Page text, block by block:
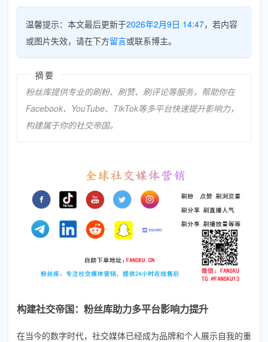
温馨提示：本文最后更新于2026年2月9日 14:47，若内容
或图片失效，请在下方留言或联系博主。
摘要
粉丝库提供专业的刷粉、刷赞、刷评论等服务，帮助你在
Facebook、YouTube、TikTok等多平台快速提升影响力，
构建属于你的社交帝国。
构建社交帝国：粉丝库助力多平台影响力提升
在当今的数字时代，社交媒体已经成为品牌和个人展示自我的重